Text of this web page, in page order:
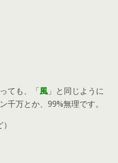
ても、「風 」と同じように
千万とか、99%無理です。